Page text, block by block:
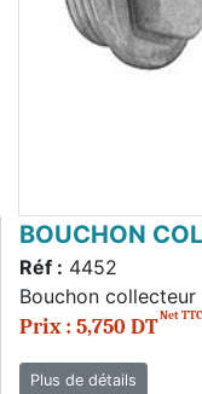
BOUCHON
Réf : 4452
Bouchon
Prix : 5,750 DTNet TTC
Plus de détails